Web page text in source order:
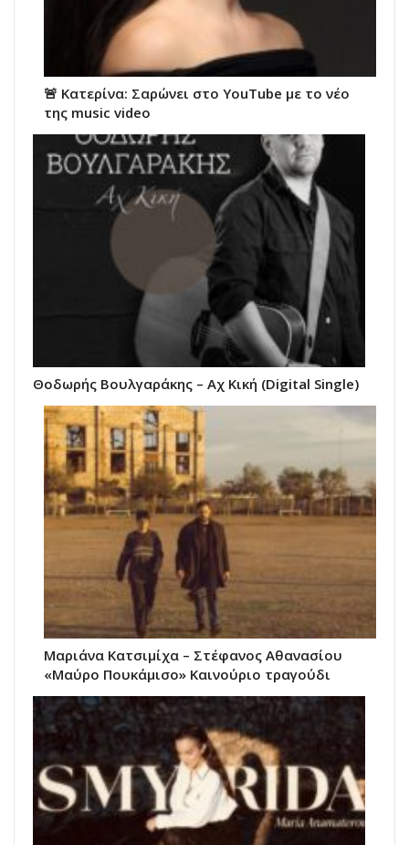
🚨 Κατερίνα: Σαρώνει στο YouTube με το νέο
της music video
Θοδωρής Βουλγαράκης – Αχ Κική (Digital Single)
Μαριάνα Κατσιμίχα – Στέφανος Αθανασίου
«Μαύρο Πουκάμισο» Καινούριο τραγούδι